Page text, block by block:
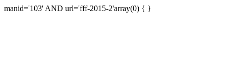
manid='103' AND url='fff-2015-2'array(0) { }